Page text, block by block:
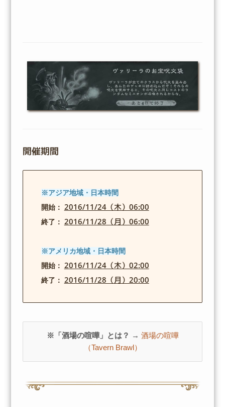
開催期間
※アジア地域・日本時間
開始： 2016/11/24（木）06:00
終了： 2016/11/28（月）06:00
※アメリカ地域・日本時間
開始： 2016/11/24（木）02:00
終了： 2016/11/28（月）20:00
※「酒場の喧嘩」とは？ → 酒場の喧嘩
（Tavern Brawl）